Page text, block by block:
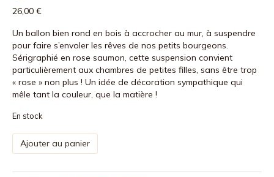
26,00 €
Un ballon bien rond en bois à accrocher au mur, à suspendre
pour faire s’envoler les rêves de nos petits bourgeons.
Sérigraphié en rose saumon, cette suspension convient
particulièrement aux chambres de petites filles, sans être trop
« rose » non plus ! Un idée de décoration sympathique qui
mêle tant la couleur, que la matière !
En stock
quantité
de
Ajouter au panier